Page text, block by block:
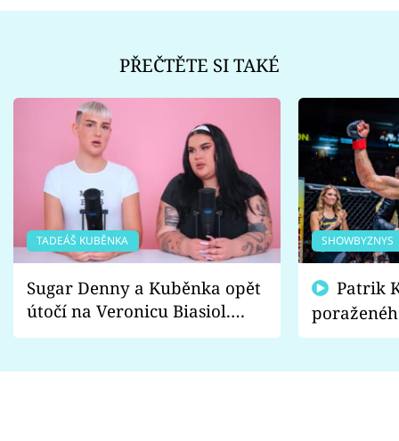
PŘEČTĚTE SI TAKÉ
TADEÁŠ KUBĚNKA
Sugar Denny a Kuběnka opět
útočí na Veronicu Biasiol.
Proč je podle nich falešná a
SHOWBYZNYS
fanoušci